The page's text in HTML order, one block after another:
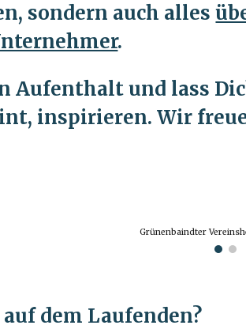
sondern auch alles
.
Aufenthalt und lass
inspirieren. Wir
Grünenbaindter
dem Laufenden?